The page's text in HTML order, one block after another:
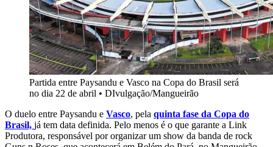
Partida entre Paysandu e Vasco na Copa do Brasil será
no dia 22 de abril • DIvulgação/Mangueirão
O duelo entre Paysandu e Vasco, pela quinta fase da Copa do
Brasil, já tem data definida. Pelo menos é o que garante a Link
Produtora, responsável por organizar um show da banda de rock